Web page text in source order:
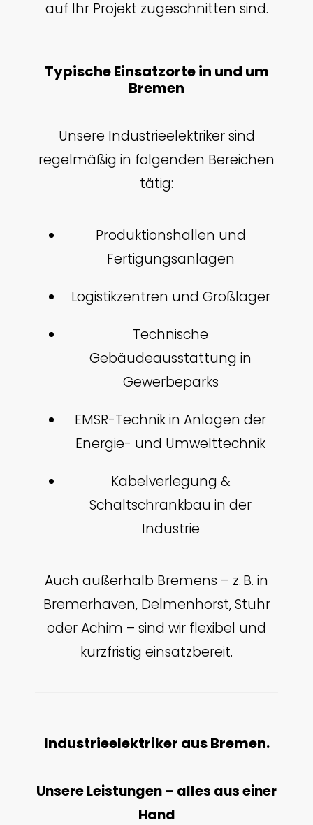
auf Ihr Projekt zugeschnitten sind.
Typische Einsatzorte in und um
Bremen
Unsere Industrieelektriker sind
regelmäßig in folgenden Bereichen
tätig:
Produktionshallen und
Fertigungsanlagen
Logistikzentren und Großlager
Technische
Gebäudeausstattung in
Gewerbeparks
EMSR-Technik in Anlagen der
Energie- und Umwelttechnik
Kabelverlegung &
Schaltschrankbau in der
Industrie
Auch außerhalb Bremens – z. B. in
Bremerhaven, Delmenhorst, Stuhr
oder Achim – sind wir flexibel und
kurzfristig einsatzbereit.
Industrieelektriker aus Bremen.
Unsere Leistungen – alles aus einer
Hand